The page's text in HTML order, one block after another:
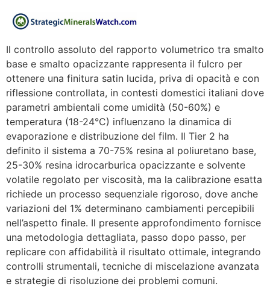
Il controllo assoluto del rapporto volumetrico tra smalto
base e smalto opacizzante rappresenta il fulcro per
ottenere una finitura satin lucida, priva di opacità e con
riflessione controllata, in contesti domestici italiani dove
parametri ambientali come umidità (50-60%) e
temperatura (18-24°C) influenzano la dinamica di
evaporazione e distribuzione del film. Il Tier 2 ha
definito il sistema a 70-75% resina al poliuretano base,
25-30% resina idrocarburica opacizzante e solvente
volatile regolato per viscosità, ma la calibrazione esatta
richiede un processo sequenziale rigoroso, dove anche
variazioni del 1% determinano cambiamenti percepibili
nell’aspetto finale. Il presente approfondimento fornisce
una metodologia dettagliata, passo dopo passo, per
replicare con affidabilità il risultato ottimale, integrando
controlli strumentali, tecniche di miscelazione avanzata
e strategie di risoluzione dei problemi comuni.